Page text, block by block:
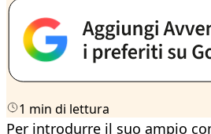
1 min di lettura
Per introdurre il suo ampio